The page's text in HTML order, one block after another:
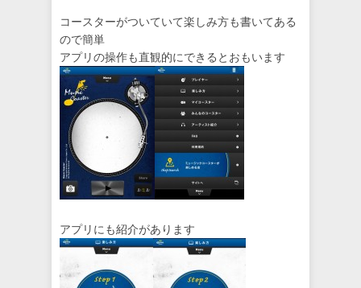
コースターがついていて楽しみ方も書いてある
ので簡単
アプリの操作も直観的にできるとおもいます
アプリにも紹介があります